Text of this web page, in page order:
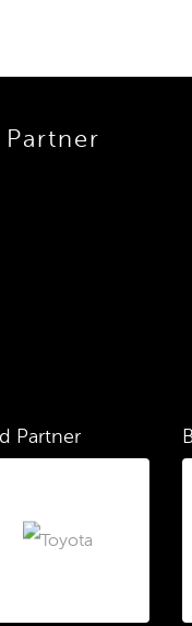
Partner